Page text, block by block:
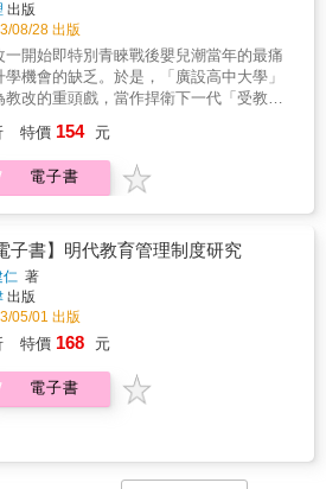
出版
08/28 出版
一開始即特別青睞戰後嬰兒潮當年的最痛
機會的缺乏。於是，「廣設高中大學」
教改的重頭戲，當作捍衛下一代「受教
的夢魘！ 其實民國八十五年之後，台灣的
擴充，即便是高等教育的入學率，已具有
國家的平均水準了。教育機會的擴充，讓
改革措施並非是錯的，但對教育主體來
卻不是最需要的。十年教改，在善意的基
，錯置了時空，浪費了不少寶貴資源！
特價 154 元
電子書
子書】明代教育管理制度研究
仁 著
出版
05/01 出版
特價 168 元
電子書